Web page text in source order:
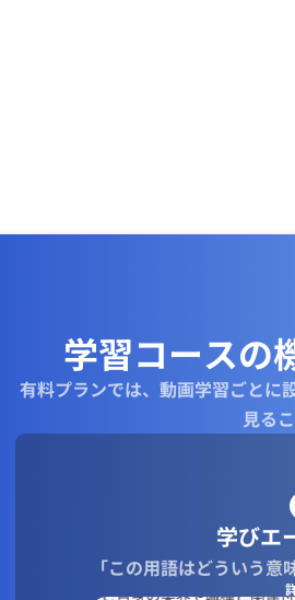
学習コースの
有料プランでは、動画学習ごとに
見る
学びエ
「この用語はどういう